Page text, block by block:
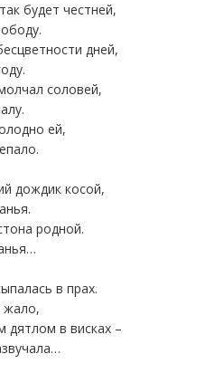
будет честней,
дней,
соловей,
ей,
дождик косой,
родной.
в прах.
жало,
дятлом в висках –